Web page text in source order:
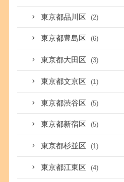
東京都品川区 (2)
東京都豊島区 (6)
東京都大田区 (3)
東京都文京区 (1)
東京都渋谷区 (5)
東京都新宿区 (5)
東京都杉並区 (1)
東京都江東区 (4)